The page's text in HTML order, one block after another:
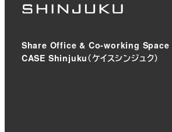
Share Office & Co-working Space
CASE Shinjuku（ケイスシンジュク）